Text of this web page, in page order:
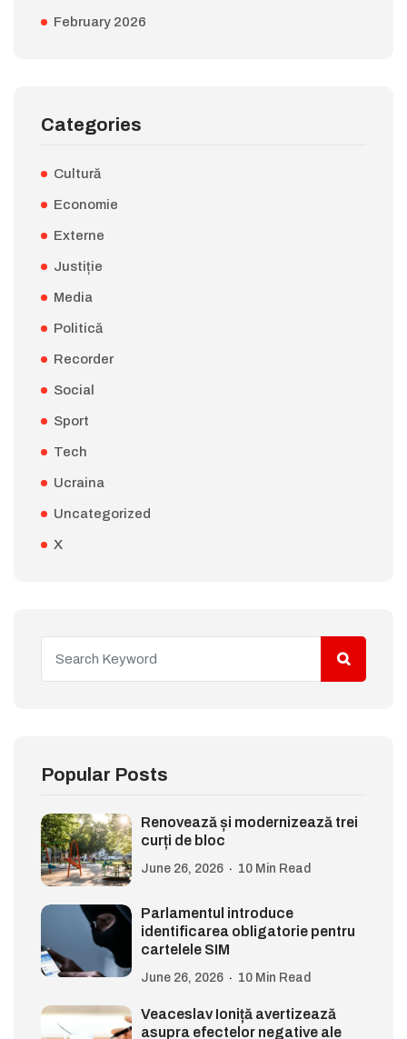
February 2026
Categories
Cultură
Economie
Externe
Justiție
Media
Politică
Recorder
Social
Sport
Tech
Ucraina
Uncategorized
X
Popular Posts
Renovează și modernizează trei
curți de bloc
June 26, 2026 10 Min Read
Parlamentul introduce
identificarea obligatorie pentru
cartelele SIM
June 26, 2026 10 Min Read
Veaceslav Ioniță avertizează
asupra efectelor negative ale